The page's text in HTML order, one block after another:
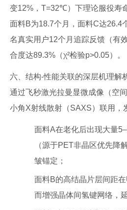
变12%，T=32℃）下理论服役寿
面料B为18.7个月，面料C达
名真实用户12个月追踪反馈（有
合度达89.3%（χ²检验p>0.05）。
六、结构-性能关联的深层机理解
通过飞秒激光拉曼显微成像（空
小角X射线散射（SAXS）联用，
面料A在老化后出现大量
（源于PET非晶区优先降
皱锚定；
面料B的高结晶片层间距
而增强晶体间氢键网络，